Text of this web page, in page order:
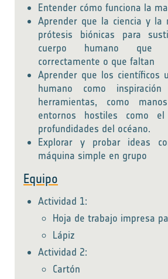
Entender cómo funciona la
Aprender que la ciencia y la
prótesis biónicas para
cuerpo humano que
correctamente o que faltan
Aprender que los científicos
humano como
herramientas, como
entornos hostiles como
profundidades del océano.
Explorar y probar ideas
máquina simple en grupo
Equipo
Actividad 1:
Hoja de trabajo impresa
Lápiz
Actividad 2:
Cartón